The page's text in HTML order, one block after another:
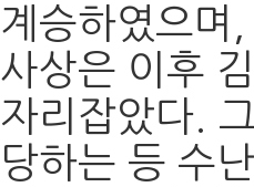
계승하였으며
사상은 이후
자리잡았다.
당하는 등 수